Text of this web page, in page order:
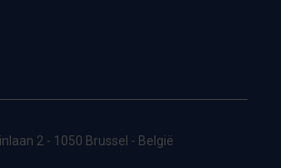
2 - 1050 Brussel - België